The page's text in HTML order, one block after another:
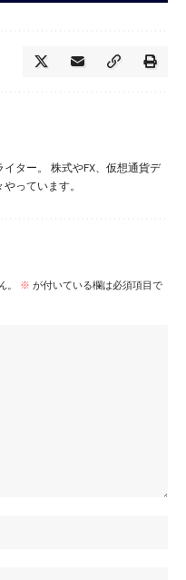
ター。 株式やFX、仮想通貨デ
っています。
※ が付いている欄は必須項目で